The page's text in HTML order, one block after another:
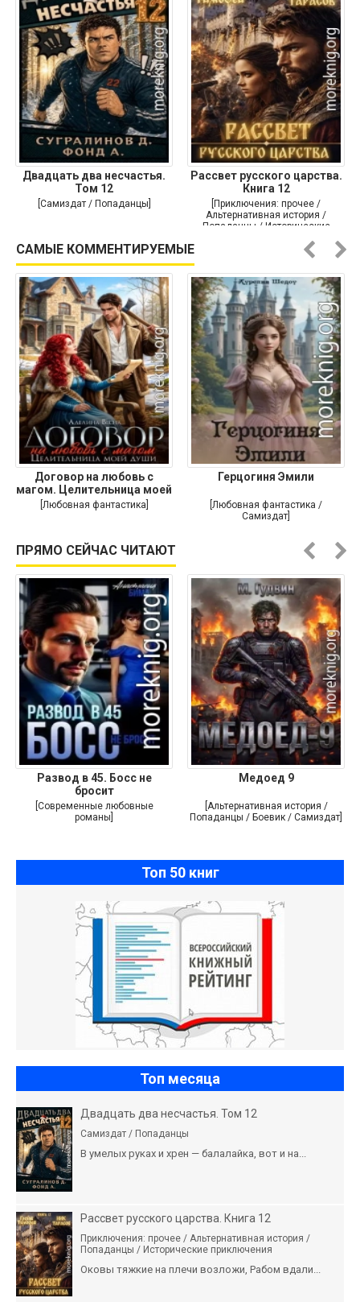
Двадцать два несчастья.
Том 12
[Самиздат / Попаданцы]
Рассвет русского царства.
Книга 12
[Приключения: прочее /
Альтернативная история /
Попаданцы / Исторические
САМЫЕ КОММЕНТИРУЕМЫЕ
Договор на любовь с
магом. Целительница моей
души
[Любовная фантастика]
Герцогиня Эмили
[Любовная фантастика /
Самиздат]
ПРЯМО СЕЙЧАС ЧИТАЮТ
Развод в 45. Босс не
бросит
[Современные любовные
романы]
Медоед 9
[Альтернативная история /
Попаданцы / Боевик / Самиздат]
Топ 50 книг
Топ месяца
Двадцать два несчастья. Том 12
Самиздат / Попаданцы
В умелых руках и хрен — балалайка, вот и на...
Рассвет русского царства. Книга 12
Приключения: прочее / Альтернативная история /
Попаданцы / Исторические приключения
Оковы тяжкие на плечи возложи, Рабом вдали...